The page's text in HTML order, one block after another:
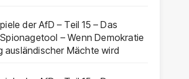
der AfD – Teil 15 – Das
– Wenn Demokratie
ausländischer Mächte wird